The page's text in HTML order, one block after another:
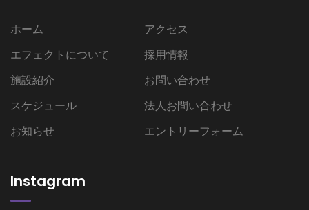
ホーム
エフェクトについて
施設紹介
スケジュール
お知らせ
アクセス
採用情報
お問い合わせ
法人お問い合わせ
エントリーフォーム
Instagram